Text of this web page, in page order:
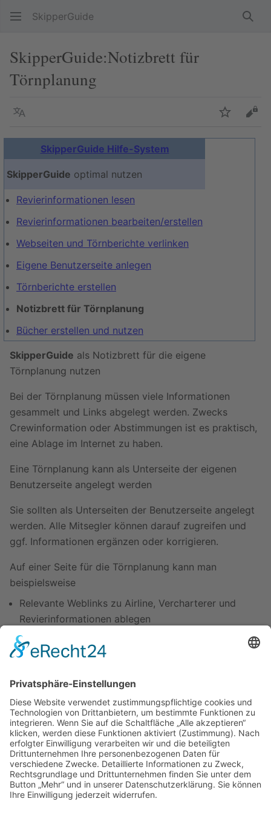
SkipperGuide
SkipperGuide:Notizbrett für
Törnplanung
Sprache
SkipperGuide Hilfe-System
SkipperGuide optimal nutzen
Revierinformationen lesen
Revierinformationen bearbeiten/erstellen
Webseiten und Törnberichte verlinken
Eigene Benutzerseite anlegen
Törnberichte erstellen
Notizbrett für Törnplanung
Bücher erstellen und nutzen
SkipperGuide als Notizbrett für die eigene
Törnplanung nutzen
Bei der Törnplanung müssen viele Informationen
gesammelt und Links abgelegt werden. Zwecks
Crewinformation oder Abstimmungen ist es praktisch,
eine Ablage im Internet zu haben.
Eine Törnplanung kann als Unterseite der eigenen
Benutzerseite angelegt werden
Sie sollten als Unterseiten der Benutzerseite angelegt
werden. Alle Mitsegler können darauf zugreifen und
ggf. Informationen ergänzen oder korrigieren.
Auf einer Seite für die Törnplanung kann man
beispielsweise
Relevante Weblinks zu Airline, Vercharterer und
Revierinformationen ablegen
Wichtige Daten wie Termine hinterlegen
...
Beispiel
Benutzer:Peter/Schottland
P.S.: und nicht vergessen, allgemein interessante
Informationen auch auf entsprechenden Seiten in
SkipperGuide selbst ergänzen :-)